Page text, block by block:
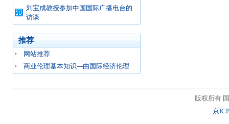
刘宝成教授参加中国国际广播电台的
访谈
推荐
网站推荐
商业伦理基本知识---由国际经济伦理
版权所有
京